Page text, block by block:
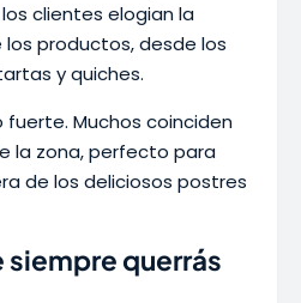
clientes elogian la
productos, desde los
y quiches.
Muchos coinciden
la zona, perfecto para
de los deliciosos postres
siempre querrás